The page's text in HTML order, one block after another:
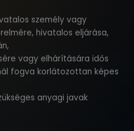
személy vagy
hivatalos eljárása,
vagy elhárítására idős
fogva korlátozottan képes
anyagi javak